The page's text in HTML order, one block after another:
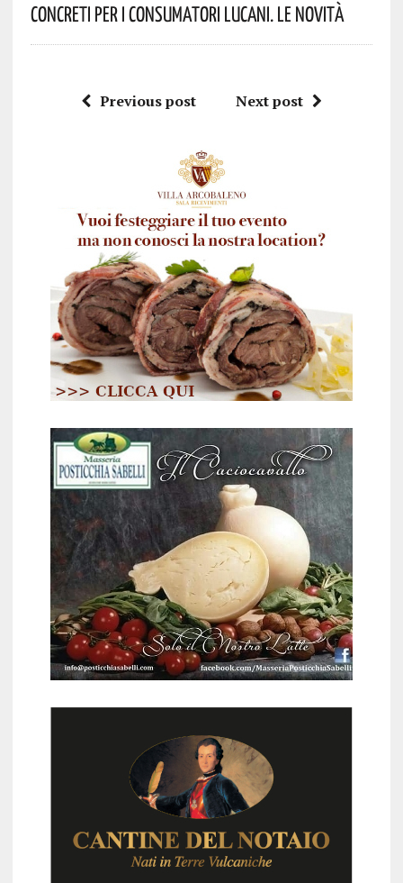
Concreti Per I Consumatori Lucani. Le Novità
Previous post Next post